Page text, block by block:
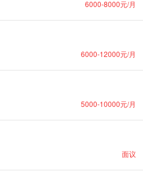
6000-8000元/月
6000-12000元/月
5000-10000元/月
面议